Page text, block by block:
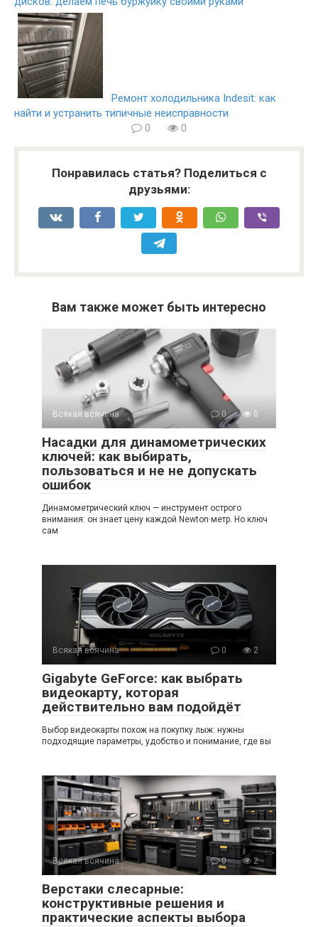
Ремонт холодильника Indesit: как
найти и устранить типичные неисправности
0
0
Понравилась статья? Поделиться с
друзьями:
Вам также может быть интересно
Всякая всячина 0 0
Насадки для динамометрических
ключей: как выбирать,
пользоваться и не не допускать
ошибок
Динамометрический ключ — инструмент острого
внимания: он знает цену каждой Newton·метр. Но ключ
сам
Всякая всячина 0 2
Gigabyte GeForce: как выбрать
видеокарту, которая
действительно вам подойдёт
Выбор видеокарты похож на покупку лыж: нужны
подходящие параметры, удобство и понимание, где вы
Всякая всячина 0 2
Верстаки слесарные:
конструктивные решения и
практические аспекты выбора